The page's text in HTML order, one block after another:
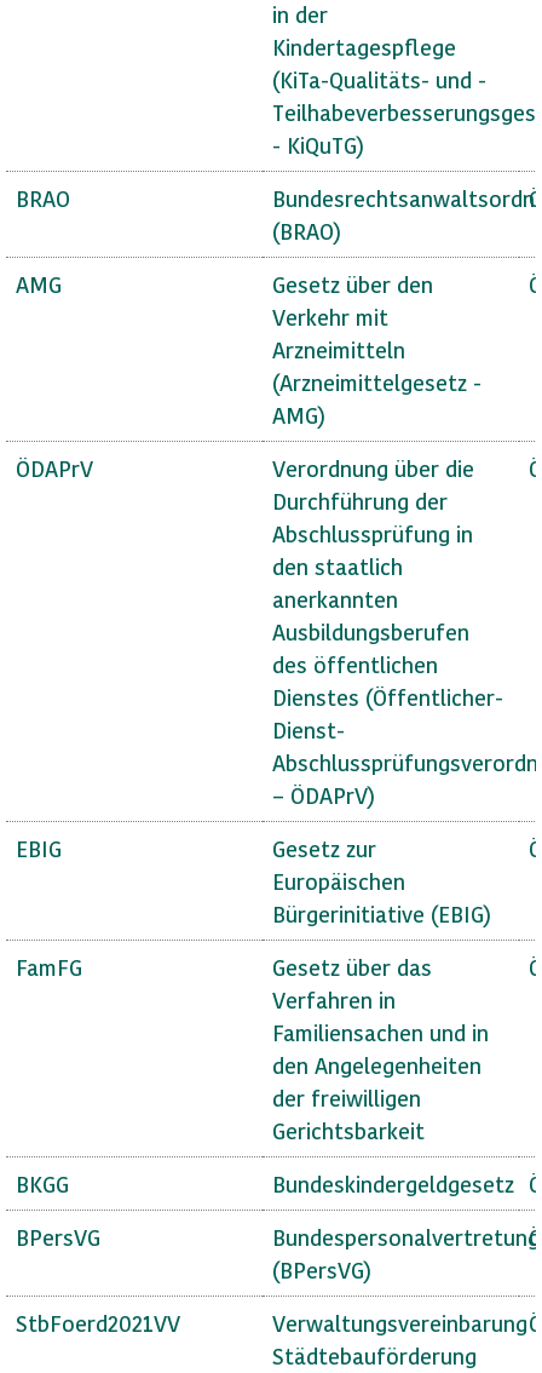
in der
Kindertagespflege
(KiTa-Qualitäts- und -
- KiQuTG)
BRAO
(BRAO)
AMG
Gesetz über den
Verkehr mit
Arzneimitteln
(Arzneimittelgesetz -
AMG)
ÖDAPrV
Verordnung über die
Durchführung der
Abschlussprüfung in
den staatlich
anerkannten
Ausbildungsberufen
des öffentlichen
Dienstes (Öffentlicher-
Dienst-
– ÖDAPrV)
EBIG
Gesetz zur
Europäischen
Bürgerinitiative (EBIG)
FamFG
Gesetz über das
Verfahren in
Familiensachen und in
den Angelegenheiten
der freiwilligen
Gerichtsbarkeit
BKGG Bundeskindergeldgesetz
BPersVG
(BPersVG)
StbFoerd2021VV
Verwaltungsvereinbarung
Städtebauförderung